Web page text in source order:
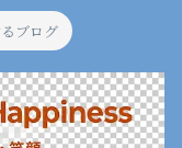
ブログ